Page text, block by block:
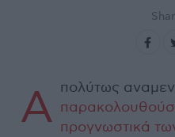
Α πολύτως
προγνωστικά